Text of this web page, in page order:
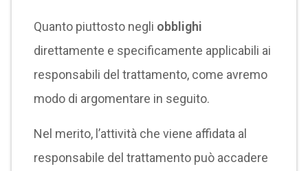
Quanto piuttosto negli obblighi
direttamente e specificamente applicabili ai
responsabili del trattamento, come avremo
modo di argomentare in seguito.
Nel merito, l’attività che viene affidata al
responsabile del trattamento può accadere